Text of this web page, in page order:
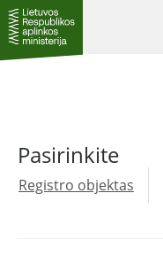
Pasirinkite
Registro objektas